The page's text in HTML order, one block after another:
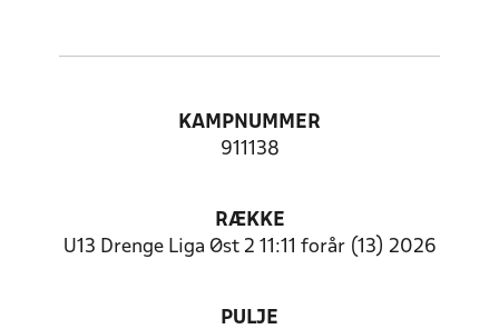
KAMPNUMMER
911138
RÆKKE
U13 Drenge Liga Øst 2 11:11 forår (13) 2026
PULJE